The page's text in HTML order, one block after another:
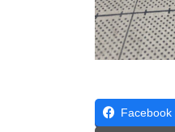
Facebook